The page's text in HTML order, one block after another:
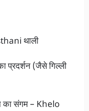
थाली
प्रदर्शन (जैसे गिल्ली
का संगम – Khelo